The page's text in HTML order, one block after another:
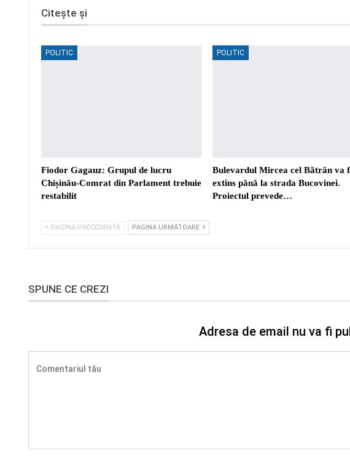
Citește și
POLITIC
Fiodor Gagauz: Grupul de lucru
Chișinău-Comrat din Parlament trebuie
restabilit
POLITIC
Bulevardul Mircea cel Bătrân va
extins până la strada Bucovinei.
Proiectul prevede…
PAGINA PRECEDENTĂ PAGINA URMĂTOARE
SPUNE CE CREZI
Adresa de email nu va fi